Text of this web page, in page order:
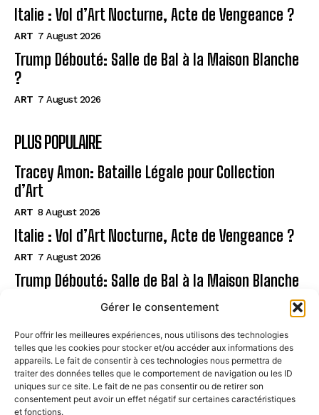
Gérer le consentement
Pour offrir les meilleures expériences, nous utilisons des technologies
telles que les cookies pour stocker et/ou accéder aux informations des
appareils. Le fait de consentir à ces technologies nous permettra de
traiter des données telles que le comportement de navigation ou les ID
uniques sur ce site. Le fait de ne pas consentir ou de retirer son
consentement peut avoir un effet négatif sur certaines caractéristiques
et fonctions.
Italie : Vol d’Art Nocturne, Acte de Vengeance ?
ART 7 August 2026
Trump Débouté: Salle de Bal à la Maison Blanche
?
ART 7 August 2026
PLUS POPULAIRE
Tracey Amon: Bataille Légale pour Collection
d’Art
ART 8 August 2026
Italie : Vol d’Art Nocturne, Acte de Vengeance ?
ART 7 August 2026
Trump Débouté: Salle de Bal à la Maison Blanche
Page
CONTACT